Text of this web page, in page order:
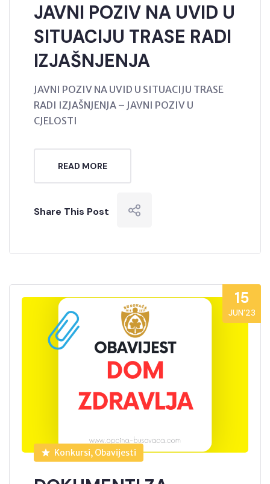
JAVNI POZIV NA UVID U
SITUACIJU TRASE RADI
IZJAŠNJENJA
JAVNI POZIV NA UVID U SITUACIJU TRASE
RADI IZJAŠNJENJA – JAVNI POZIV U
CJELOSTI
READ MORE
Share This Post
15
JUN’23
Konkursi, Obavijesti